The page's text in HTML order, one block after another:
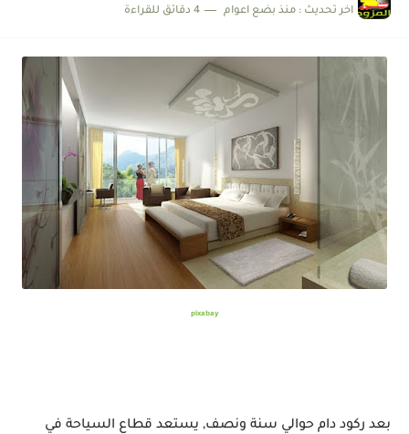
اخر تحديث : منذ بضع اعوام 4 دقائق للقراءة
pixabay
بعد ركود دام حوالي سنة ونصف, يستعد قطاع السياحة في